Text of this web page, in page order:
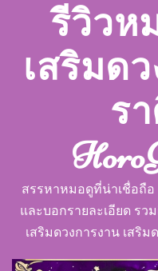
รีวิวห
เสริมด
ร
สรรหาหมอดูที่น่าเชื่อถื
และบอกรายละเอียด รว
เสริมดวงการงาน เสริ